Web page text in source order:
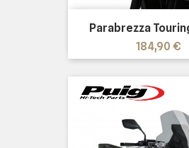
Parabrezza
Prezzo
184,90 €